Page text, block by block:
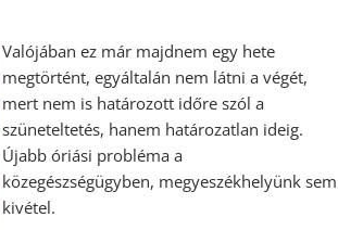
Valójában ez már majdnem egy hete
megtörtént, egyáltalán nem látni a végét,
mert nem is határozott időre szól a
szüneteltetés, hanem határozatlan ideig.
Újabb óriási probléma a
közegészségügyben, megyeszékhelyünk sem
kivétel.